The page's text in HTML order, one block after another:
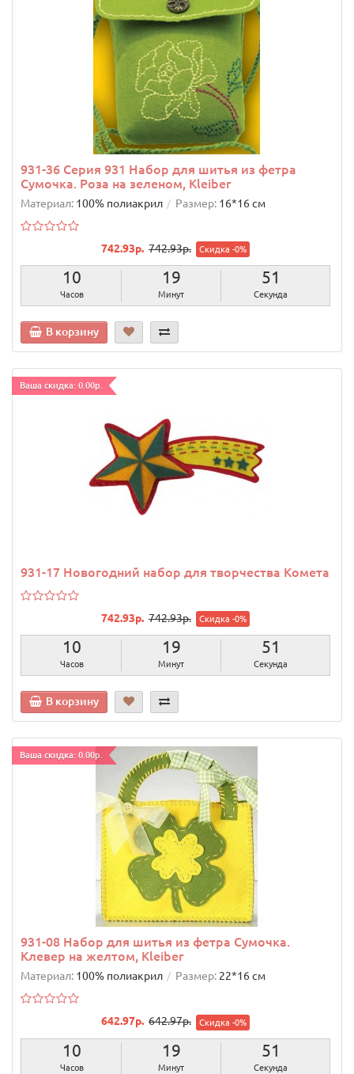
931-36 Серия 931 Набор для шитья из фетра
Сумочка. Роза на зеленом, Kleiber
Материал: 100% полиакрил Размер: 16*16 см
742.93р. 742.93р. Скидка -0%
10
Часов
19
Минут
50
Секунд
В корзину
Ваша скидка: 0.00р.
931-17 Новогодний набор для творчества Комета
742.93р. 742.93р. Скидка -0%
10
Часов
19
Минут
50
Секунд
В корзину
Ваша скидка: 0.00р.
931-08 Набор для шитья из фетра Сумочка.
Клевер на желтом, Kleiber
Материал: 100% полиакрил Размер: 22*16 см
642.97р. 642.97р. Скидка -0%
10
Часов
19
Минут
50
Секунд